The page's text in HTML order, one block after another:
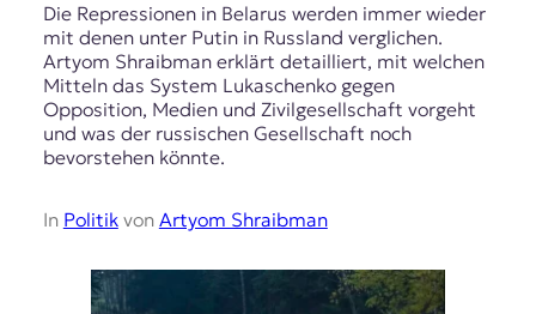
Die Repressionen in Belarus werden immer wieder
mit denen unter Putin in Russland verglichen.
Artyom Shraibman erklärt detailliert, mit welchen
Mitteln das System Lukaschenko gegen
Opposition, Medien und Zivilgesellschaft vorgeht
und was der russischen Gesellschaft noch
bevorstehen könnte.
In Politikvon Artyom Shraibman